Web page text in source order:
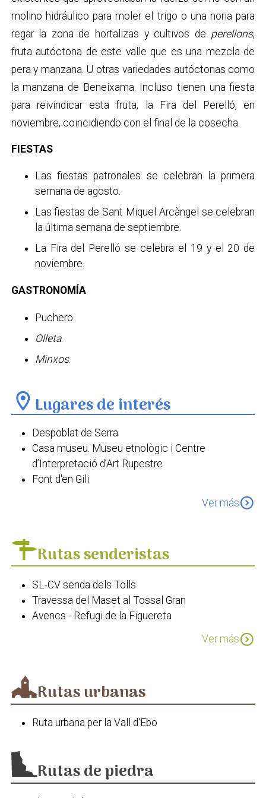
molino hidráulico para moler el trigo o una noria para
regar la zona de hortalizas y cultivos de perellons,
fruta autóctona de este valle que es una mezcla de
pera y manzana. U otras variedades autóctonas como
la manzana de Beneixama. Incluso tienen una fiesta
para reivindicar esta fruta, la Fira del Perelló, en
noviembre, coincidiendo con el final de la cosecha.
FIESTAS
Las fiestas patronales se celebran la primera
semana de agosto.
Las fiestas de Sant Miquel Arcàngel se celebran
la última semana de septiembre.
La Fira del Perelló se celebra el 19 y el 20 de
noviembre.
GASTRONOMÍA
Puchero.
Olleta.
Minxos.
location_on Lugares de interés
Despoblat de Serra
Casa museu. Museu etnològic i Centre
d’Interpretació d’Art Rupestre
Font d'en Gili
Ver másexpand_circle_down
Rutas senderistas
SL-CV senda dels Tolls
Travessa del Maset al Tossal Gran
Avencs - Refugi de la Figuereta
Ver másexpand_circle_down
Rutas urbanas
Ruta urbana per la Vall d'Ebo
Rutas de piedra